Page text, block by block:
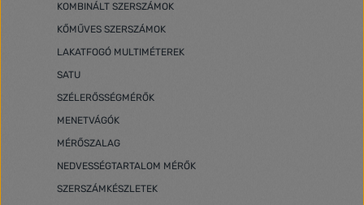
KOMBINÁLT SZERSZÁMOK
KŐMŰVES SZERSZÁMOK
LAKATFOGÓ MULTIMÉTEREK
SATU
SZÉLERŐSSÉGMÉRŐK
MENETVÁGÓK
MÉRŐSZALAG
NEDVESSÉGTARTALOM MÉRŐK
SZERSZÁMKÉSZLETEK